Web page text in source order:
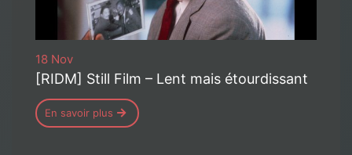
18 Nov
[RIDM] Still Film – Lent mais étourdissant
En savoir plus